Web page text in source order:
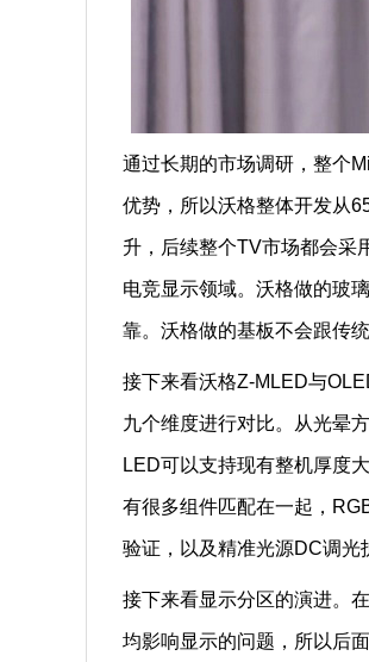
通过长期的市场调研，整个
优势，所以沃格整体开发从
升，后续整个TV市场都会采
电竞显示领域。沃格做的玻
靠。沃格做的基板不会跟传
接下来看沃格Z-MLED与
九个维度进行对比。从光晕
LED可以支持现有整机厚度
有很多组件匹配在一起，
验证，以及精准光源DC调光
接下来看显示分区的演进。
均影响显示的问题，所以后